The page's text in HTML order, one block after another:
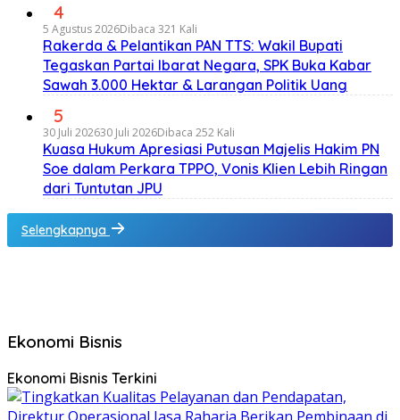
4
5 Agustus 2026Dibaca 321 Kali
Rakerda & Pelantikan PAN TTS: Wakil Bupati
Tegaskan Partai Ibarat Negara, SPK Buka Kabar
Sawah 3.000 Hektar & Larangan Politik Uang
5
30 Juli 202630 Juli 2026Dibaca 252 Kali
Kuasa Hukum Apresiasi Putusan Majelis Hakim PN
Soe dalam Perkara TPPO, Vonis Klien Lebih Ringan
dari Tuntutan JPU
Selengkapnya
Ekonomi Bisnis
Ekonomi Bisnis Terkini